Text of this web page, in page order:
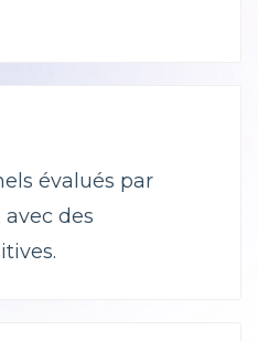
évalués par
des